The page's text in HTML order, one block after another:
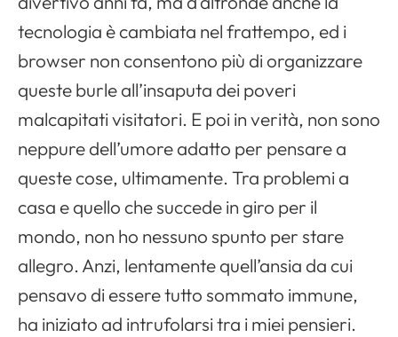
tecnologia è cambiata nel frattempo, ed i
browser non consentono più di organizzare
queste burle all’insaputa dei poveri
malcapitati visitatori. E poi in verità, non sono
neppure dell’umore adatto per pensare a
queste cose, ultimamente. Tra problemi a
casa e quello che succede in giro per il
mondo, non ho nessuno spunto per stare
allegro. Anzi, lentamente quell’ansia da cui
pensavo di essere tutto sommato immune,
ha iniziato ad intrufolarsi tra i miei pensieri.